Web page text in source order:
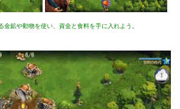
鉱や動物を使い、資金と食料を手に入れよう。